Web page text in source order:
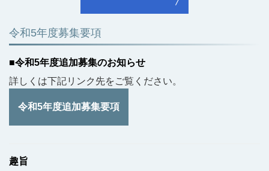
令和5年度募集要項
■令和5年度追加募集のお知らせ
詳しくは下記リンク先をご覧ください。
令和5年度追加募集要項
趣旨